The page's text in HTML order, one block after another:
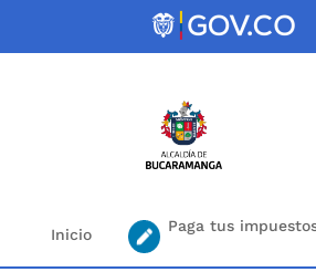
Inicio Paga tus